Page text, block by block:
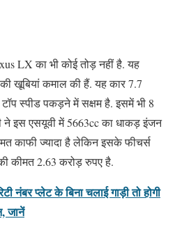
LX का भी कोई तोड़ नहीं है. यह
खूबियां कमाल की हैं. यह कार 7.7
स्पीड पकड़ने में सक्षम है. इसमें भी 8
ने इस एसयूवी में 5663cc का धाकड़ इंजन
काफी ज्यादा है लेकिन इसके फीचर्स
कीमत 2.63 करोड़ रुपए है.
नंबर प्लेट के बिना चलाई गाड़ी तो होगी
जानें